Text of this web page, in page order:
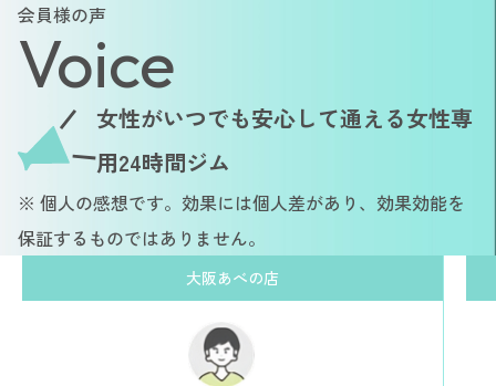
会員様の声
Voice
女性がいつでも安心して通える女性専
用24時間ジム
※ 個人の感想です。効果には個人差があり、効果効能を
保証するものではありません。
大阪あべの店